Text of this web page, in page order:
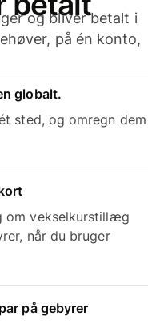
og bliver betalt i
på én konto,
globalt.
sted, og omregn dem
om vekselkurstillæg
når du bruger
på gebyrer